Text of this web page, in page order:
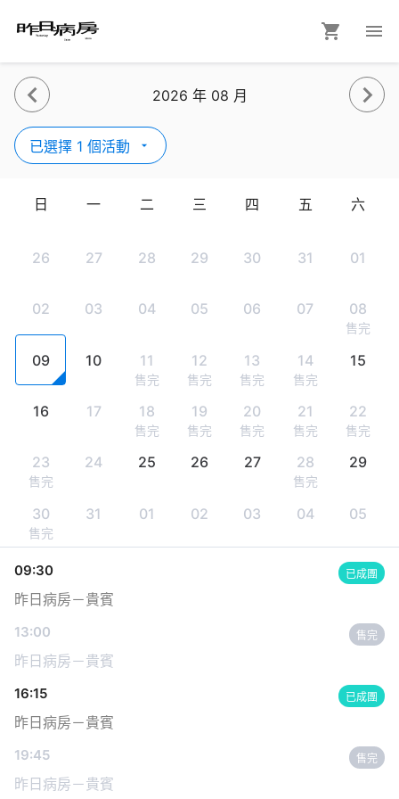
2026 年 08 月
已選擇 1 個活動
日 一 二 三 四 五 六
26 27 28 29 30 31 01
02 03 04 05 06 07 08
售完
09 10 11
售完
12
售完
13
售完
14
售完
15
16 17 18
售完
19
售完
20
售完
21
售完
22
售完
23
售完
24 25 26 27 28
售完
29
30
售完
31 01 02 03 04 05
09:30 已成團
昨日病房－貴賓
13:00 售完
昨日病房－貴賓
16:15 已成團
昨日病房－貴賓
19:45 售完
昨日病房－貴賓